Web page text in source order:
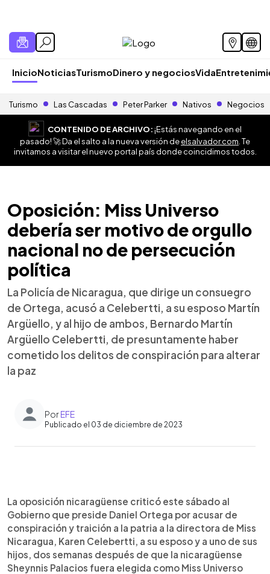
InicioNoticiasTurismoDinero y negociosVida
Turismo Las Cascadas Peter Parker Nativos Negocios
CONTENIDO DE ARCHIVO:¡Estás navegando en el
pasado! 🚀 Da el salto a la nueva versión deelsalvador.com . Te
invitamos a visitar el nuevo portal país donde coincidimos todos.
Oposición: Miss Universo
debería ser motivo de orgullo
nacional no de persecución
política
La Policía de Nicaragua, que dirige un consuegro
de Ortega, acusó a Celebertti, a su esposo Martín
Argüello, y al hijo de ambos, Bernardo Martín
Argüello Celebertti, de presuntamente haber
cometido los delitos de conspiración para alterar
la paz
PorEFE
Publicado el 03 de diciembre de 2023
► Escuchar artículo
La oposición nicaragüense criticó este sábado al
Gobierno que preside Daniel Ortega por acusar de
conspiración y traición a la patria a la directora de Miss
Nicaragua, Karen Celebertti, a su esposo y a uno de sus
hijos, dos semanas después de que la nicaragüense
Sheynnis Palacios fuera elegida como Miss Universo